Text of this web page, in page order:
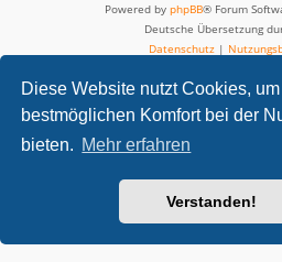
Diese Website nutzt Cookies,
bestmöglichen Komfort bei der
bieten. Mehr erfahren
Verstanden!
Powered by phpBB® Forum
Deutsche Übersetzung
Datenschutz |